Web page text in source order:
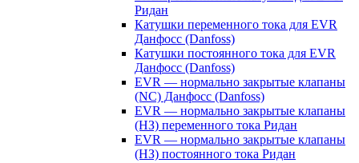
Ридан
Катушки переменного тока для EVR
Данфосс (Danfoss)
Катушки постоянного тока для EVR
Данфосс (Danfoss)
EVR — нормально закрытые клапаны
(NC) Данфосс (Danfoss)
EVR — нормально закрытые клапаны
(НЗ) переменного тока Ридан
EVR — нормально закрытые клапаны
(НЗ) постоянного тока Ридан